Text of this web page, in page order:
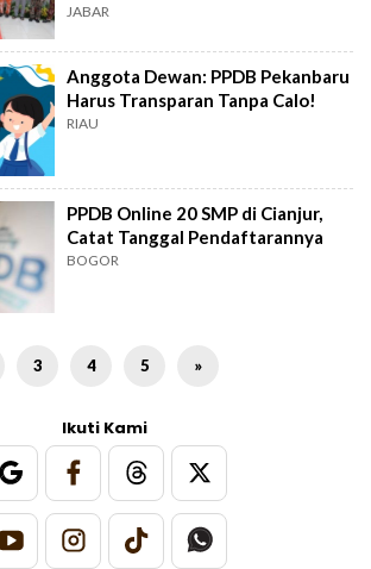
JABAR
Anggota Dewan: PPDB Pekanbaru
Harus Transparan Tanpa Calo!
RIAU
PPDB Online 20 SMP di Cianjur,
Catat Tanggal Pendaftarannya
BOGOR
3 4 5 »
Ikuti Kami